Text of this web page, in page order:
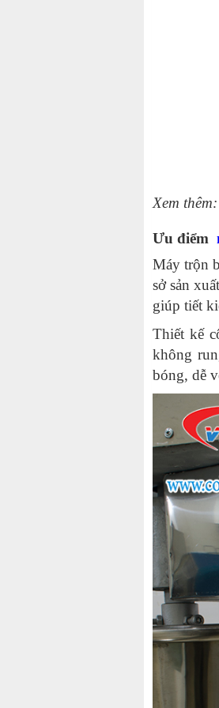
Xem thêm:
Ưu điểm
Máy trộn
sở sản
giúp tiết
Thiết kế
không
bóng, dễ